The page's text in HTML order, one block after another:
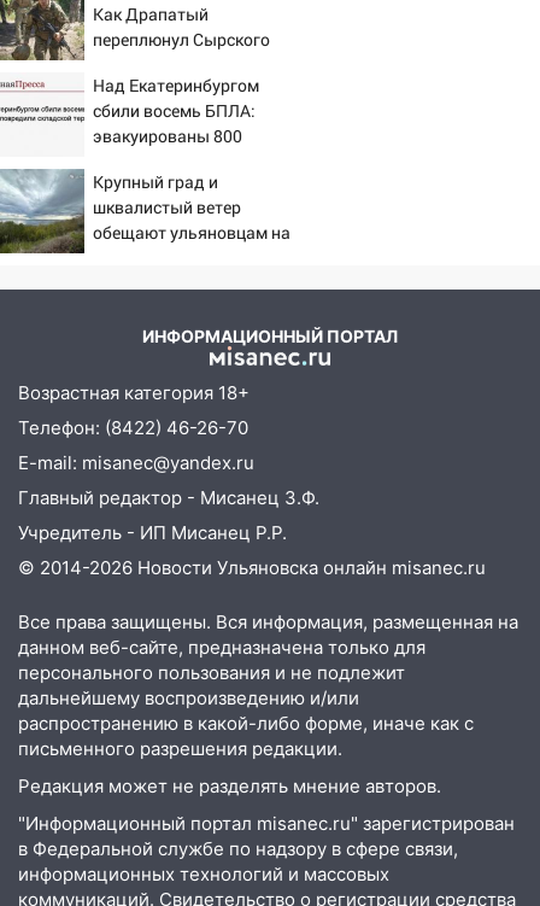
16:02
В Ульяновской области убрали
более 28% площадей зерновых и
зернобобовых культур
Бросила кирпич в жену брата: в
Ульяновской области завели дело на
агрессивную женщину
15:47
На улице Радищева сбили
новый кавалер женщины оказался
14:26
В Ульяновске ограничат движение
по улице Ефремова
14:23
передумать увольняться, если им
повысят зарплату
14:01 Инсценировали ДТП и получили
судом предстанет банда
автоподставщиков
13:36 В Инзе произошел крупный пожар
13:00 В суде защитили репутацию
мужчины, которого необоснованно
обвиняли в жестоком обращении с
животными
12:28 Миллион на «льготниках»: в
Как Драпатый
переплюнул Сырского
Над Екатеринбургом
сбили восемь БПЛА:
эвакуированы 800
Крупный град и
шквалистый ветер
обещают ульяновцам на
ИНФОРМАЦИОННЫЙ ПОРТАЛ
Возрастная категория 18+
Телефон: (8422) 46-26-70
E-mail: misanec@yandex.ru
Главный редактор - Мисанец З.Ф.
Учредитель - ИП Мисанец Р.Р.
© 2014-2026 Новости Ульяновска онлайн misanec.ru
Все права защищены. Вся информация, размещенная на
данном веб-сайте, предназначена только для
персонального пользования и не подлежит
дальнейшему воспроизведению и/или
распространению в какой-либо форме, иначе как с
письменного разрешения редакции.
Редакция может не разделять мнение авторов.
"Информационный портал misanec.ru" зарегистрирован
в Федеральной службе по надзору в сфере связи,
информационных технологий и массовых
коммуникаций. Свидетельство о регистрации средства